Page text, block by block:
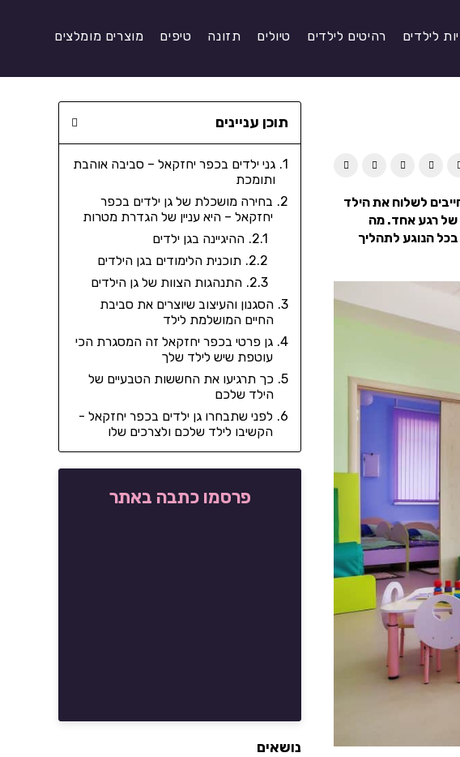
לילדים רהיטים לילדים טיולים תזונה טיפים מוצרים מומלצים
לשלוח את הילד
של רגע אחד. מה
הנוגע לתהליך
תוכן עניינים
גני ילדים בכפר יחזקאל – סביבה אוהבת
ותומכת
בחירה מושכלת של גן ילדים בכפר
יחזקאל – היא עניין של הגדרת מטרות
ההיגיינה בגן ילדים
תוכנית הלימודים בגן הילדים
התנהגות הצוות של גן הילדים
הסגנון והעיצוב שיוצרים את סביבת
החיים המושלמת לילד
גן פרטי בכפר יחזקאל זה המסגרת הכי
עוטפת שיש לילד שלך
כך תרגיעו את החששות הטבעיים של
הילד שלכם
לפני שתבחרו גן ילדים בכפר יחזקאל -
הקשיבו לילד שלכם ולצרכים שלו
פרסמו כתבה באתר
נושאים